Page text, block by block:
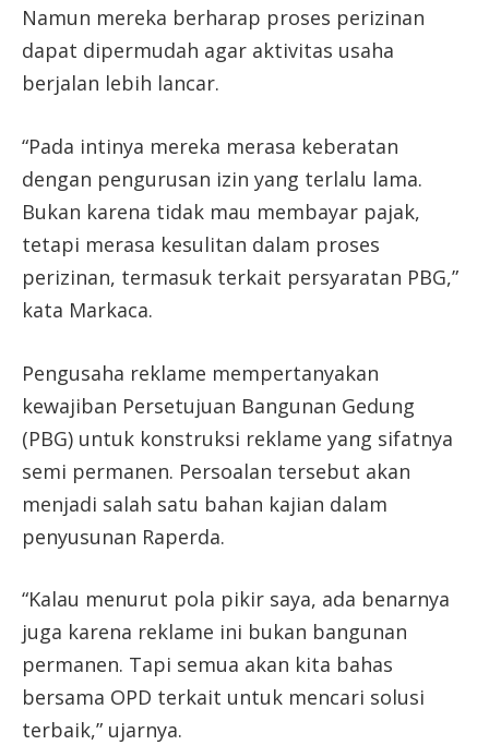
Namun mereka berharap proses perizinan
dapat dipermudah agar aktivitas usaha
berjalan lebih lancar.
“Pada intinya mereka merasa keberatan
dengan pengurusan izin yang terlalu lama.
Bukan karena tidak mau membayar pajak,
tetapi merasa kesulitan dalam proses
perizinan, termasuk terkait persyaratan PBG,”
kata Markaca.
Pengusaha reklame mempertanyakan
kewajiban Persetujuan Bangunan Gedung
(PBG) untuk konstruksi reklame yang sifatnya
semi permanen. Persoalan tersebut akan
menjadi salah satu bahan kajian dalam
penyusunan Raperda.
“Kalau menurut pola pikir saya, ada benarnya
juga karena reklame ini bukan bangunan
permanen. Tapi semua akan kita bahas
bersama OPD terkait untuk mencari solusi
terbaik,” ujarnya.